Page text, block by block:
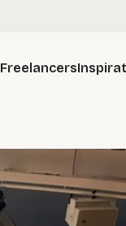
Freelancers